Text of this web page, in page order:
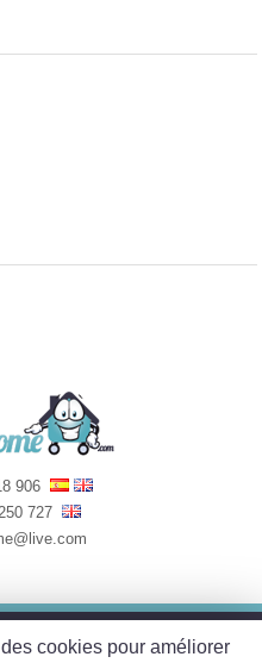
906
727
-Politique de Cookies
cookies pour améliorer